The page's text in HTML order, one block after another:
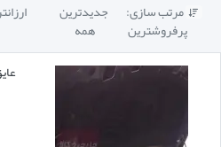
 مرتب سازی: جدیدترین
پرفروشترین
همه